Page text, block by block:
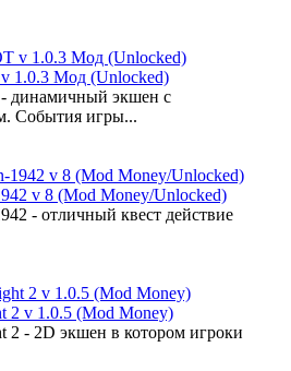
1.0.3 Мод (Unlocked)
динамичный экшен с
События игры...
v 8 (Mod Money/Unlocked)
- отличный квест действие
2 v 1.0.5 (Mod Money)
2 - 2D экшен в котором игроки